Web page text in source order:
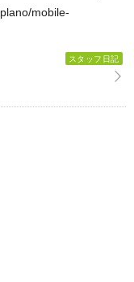
mobile-
スタッフ日記